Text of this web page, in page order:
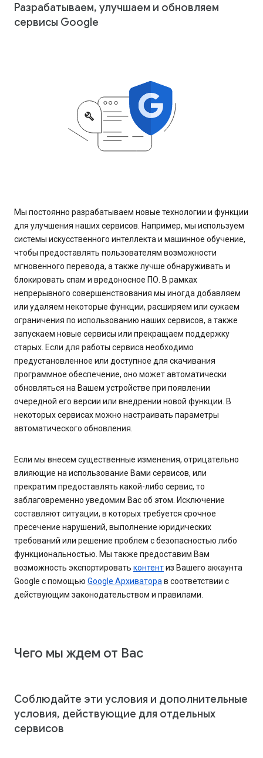
Разрабатываем, улучшаем и обновляем
сервисы Google
Мы постоянно разрабатываем новые технологии и функции
для улучшения наших сервисов. Например, мы используем
системы искусственного интеллекта и машинное обучение,
чтобы предоставлять пользователям возможности
мгновенного перевода, а также лучше обнаруживать и
блокировать спам и вредоносное ПО. В рамках
непрерывного совершенствования мы иногда добавляем
или удаляем некоторые функции, расширяем или сужаем
ограничения по использованию наших сервисов, а также
запускаем новые сервисы или прекращаем поддержку
старых. Если для работы сервиса необходимо
предустановленное или доступное для скачивания
программное обеспечение, оно может автоматически
обновляться на Вашем устройстве при появлении
очередной его версии или внедрении новой функции. В
некоторых сервисах можно настраивать параметры
автоматического обновления.
Если мы внесем существенные изменения, отрицательно
влияющие на использование Вами сервисов, или
прекратим предоставлять какой-либо сервис, то
заблаговременно уведомим Вас об этом. Исключение
составляют ситуации, в которых требуется срочное
пресечение нарушений, выполнение юридических
требований или решение проблем с безопасностью либо
функциональностью. Мы также предоставим Вам
возможность экспортировать контентиз Вашего аккаунта
Google с помощью Google Архиватора в соответствии с
действующим законодательством и правилами.
Чего мы ждем от Вас
Соблюдайте эти условия и дополнительные
условия, действующие для отдельных
сервисов